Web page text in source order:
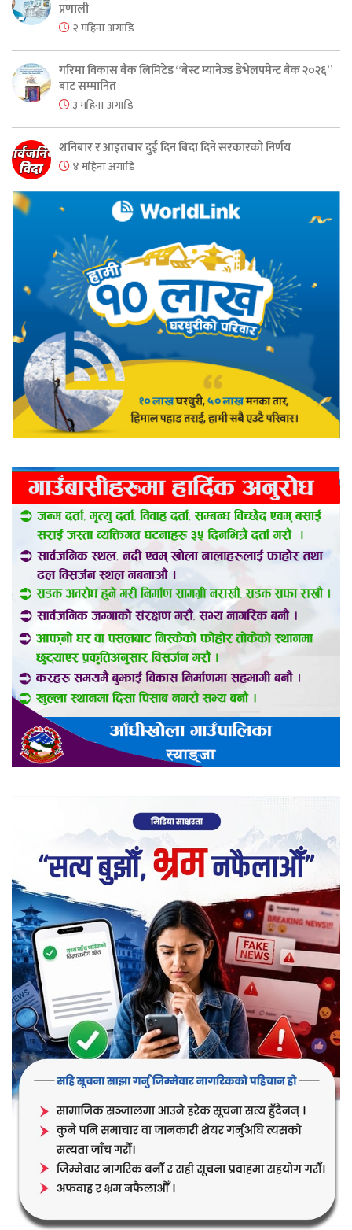
प्रणाली
२ महिना अगाडि
गरिमा विकास बैंक लिमिटेड “बेस्ट म्यानेज्ड डेभेलपमेन्ट बैंक २०२६”
बाट सम्मानित
३ महिना अगाडि
शनिबार र आइतबार दुई दिन बिदा दिने सरकारको निर्णय
४ महिना अगाडि